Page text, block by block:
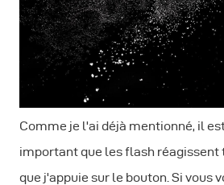
Comme je l'ai déjà mentionné, il
important que les flash réagissent
que j'appuie sur le bouton. Si vous